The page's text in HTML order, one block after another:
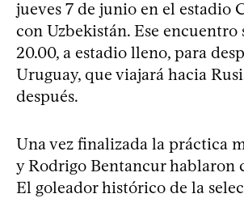
jueves 7 de junio en el estadio
con Uzbekistán. Ese encuentro
20.00, a estadio lleno, para
Uruguay, que viajará hacia
después.
Una vez finalizada la práctica
y Rodrigo Bentancur hablaron
El goleador histórico de la